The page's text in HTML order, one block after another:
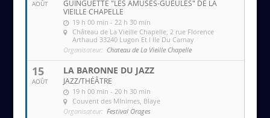
AOÛT
GUINGUETTE "LES AMUSES-GUEULES" DE LA
VIEILLE CHAPELLE
19 h 00 min - 22 h 30 min
Château de La Vieille Chapelle, 2 rue Florence
Arthaud 33240 Lugon Et l Ile Du Carnay
Organisateur: Chateau de La Vieille Chapelle
15
AOÛT
LA BARONNE DU JAZZ
JAZZ/THÉÂTRE
19 h 00 min - 20 h 30 min
Couvent des MInimes, Blaye
Organisateur: Festival Orages